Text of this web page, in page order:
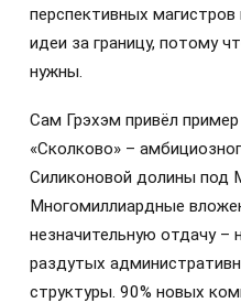
перспективных
идеи за границу, потому
нужны.
Сам Грэхэм привёл
«Сколково» –
Силиконовой долины под
Многомиллиардные
незначительную отдачу –
раздутых
структуры. 90% новых